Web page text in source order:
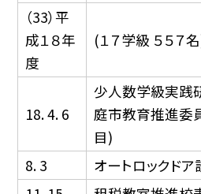
（33）平
成１８年
度
(１７学級 ５５７
18. 4. 6
少人数学級実践
庭市教育推進委
目)
8. 3
オートロックドア